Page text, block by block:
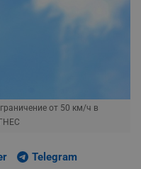
от 50 км/ч в
Telegram